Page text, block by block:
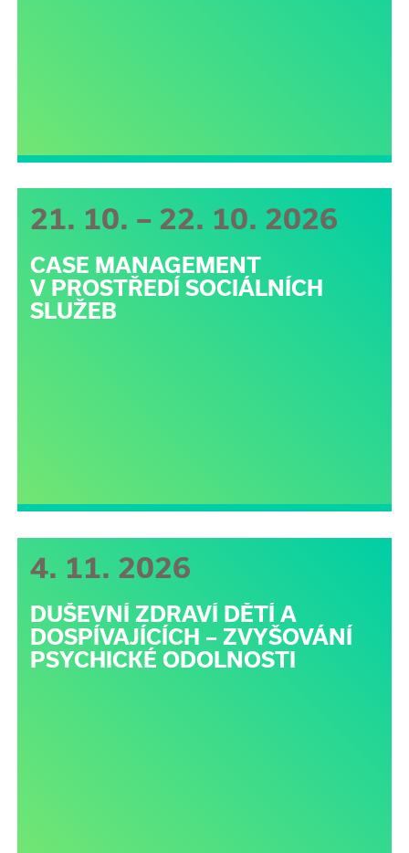
21. 10. – 22. 10. 2026
CASE MANAGEMENT
V PROSTŘEDÍ SOCIÁLNÍCH
SLUŽEB
4. 11. 2026
DUŠEVNÍ ZDRAVÍ DĚTÍ A
DOSPÍVAJÍCÍCH – ZVYŠOVÁNÍ
PSYCHICKÉ ODOLNOSTI